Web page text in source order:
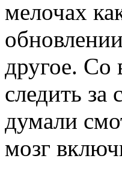
мелочах
другое. Со
следить за
думали
мозг